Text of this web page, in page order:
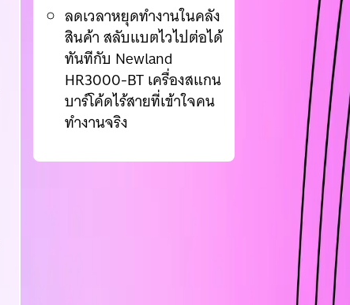
ลดเวลาหยุดทำงานในคลัง
สินค้า สลับแบตไวไปต่อได้
ทันทีกับ Newland
HR3000-BT เครื่องสแกน
บาร์โค้ดไร้สายที่เข้าใจคน
ทำงานจริง